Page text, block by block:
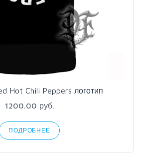
Hot Chili Peppers логотип
1200.00 руб.
ПОДРОБНЕЕ